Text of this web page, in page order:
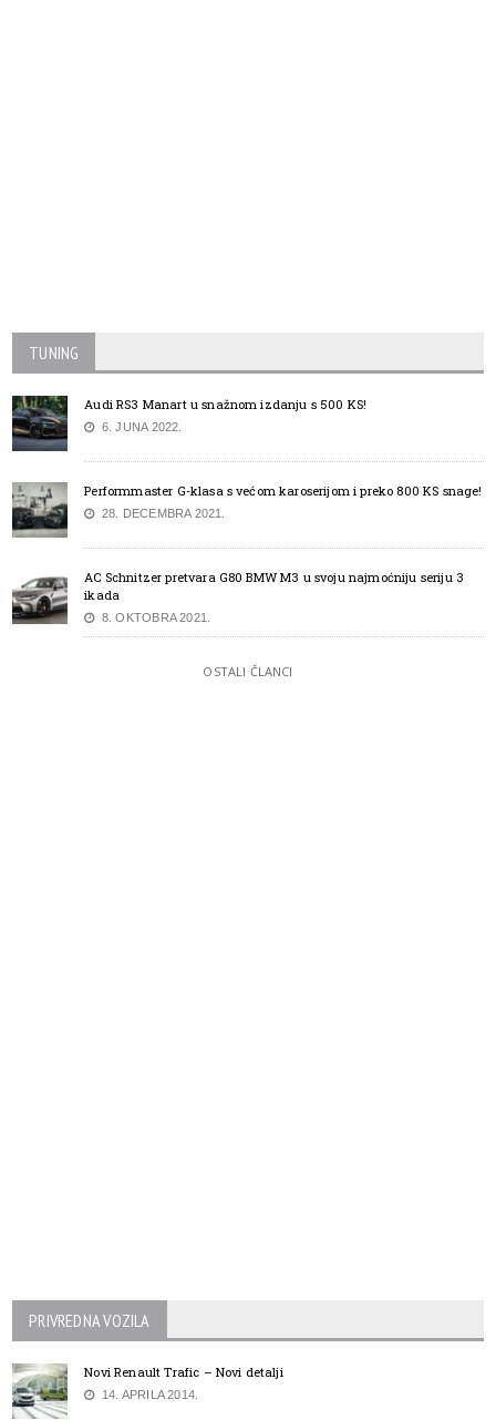
TUNING
Audi RS3 Manart u snažnom izdanju s 500 KS!
6. JUNA 2022.
Performmaster G-klasa s većom karoserijom i preko 800 KS snage!
28. DECEMBRA 2021.
AC Schnitzer pretvara G80 BMW M3 u svoju najmoćniju seriju 3
ikada
8. OKTOBRA 2021.
OSTALI ČLANCI
PRIVREDNA VOZILA
Novi Renault Trafic – Novi detalji
14. APRILA 2014.